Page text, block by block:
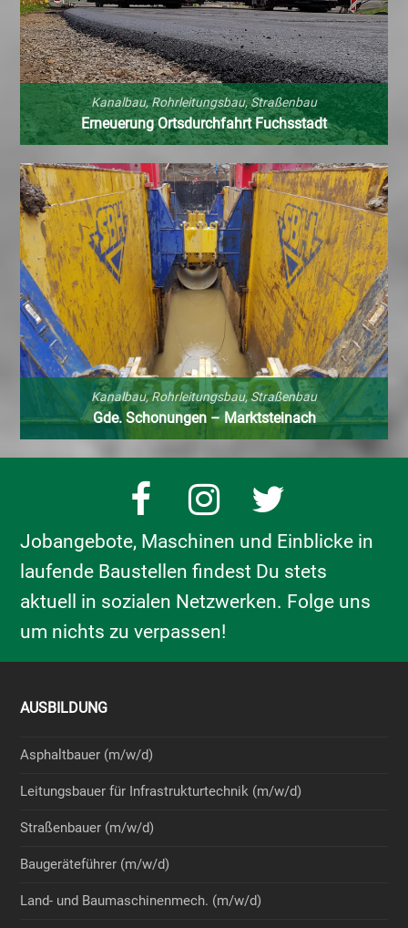
Kanalbau,Rohrleitungsbau,Straßenbau
Erneuerung Ortsdurchfahrt Fuchsstadt
Kanalbau,Rohrleitungsbau,Straßenbau
Gde. Schonungen – Marktsteinach
Facebook
Instagram
Twitter
Jobangebote, Maschinen und Einblicke in
laufende Baustellen findest Du stets
aktuell in sozialen Netzwerken. Folge uns
um nichts zu verpassen!
AUSBILDUNG
Asphaltbauer (m/w/d)
Leitungsbauer für Infrastrukturtechnik (m/w/d)
Straßenbauer (m/w/d)
Baugeräteführer (m/w/d)
Land- und Baumaschinenmech. (m/w/d)